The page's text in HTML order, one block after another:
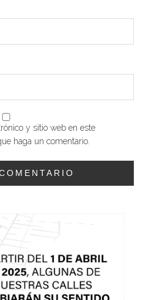
y sitio web en este
haga un comentario.